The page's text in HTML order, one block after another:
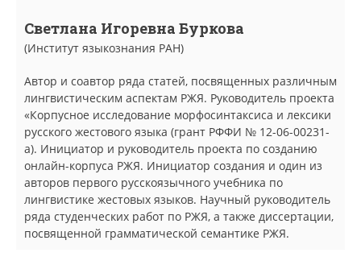
Светлана Игоревна Буркова
(Институт языкознания РАН)
Автор и соавтор ряда статей, посвященных различным
лингвистическим аспектам РЖЯ. Руководитель проекта
«Корпусное исследование морфосинтаксиса и лексики
русского жестового языка (грант РФФИ № 12-06-00231-
а). Инициатор и руководитель проекта по созданию
онлайн-корпуса РЖЯ. Инициатор создания и один из
авторов первого русскоязычного учебника по
лингвистике жестовых языков. Научный руководитель
ряда студенческих работ по РЖЯ, а также диссертации,
посвященной грамматической семантике РЖЯ.